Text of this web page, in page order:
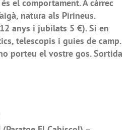
el comportament. A càrrec
natura als Pirineus.
anys i jubilats 5 €). Si en
telescopis i guies de camp.
porteu el vostre gos. Sortida